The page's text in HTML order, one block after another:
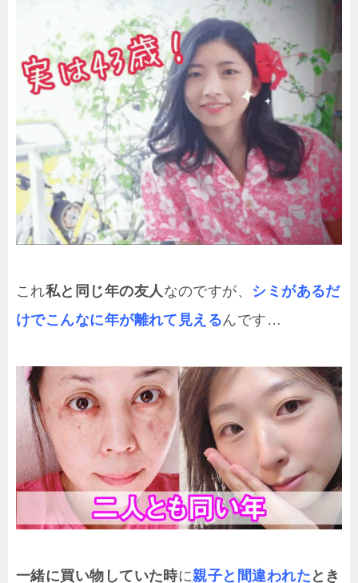
これ私と同じ年の友人 なのですが、 シミがあるだ
けでこんなに年が離れて見えるんです…
一緒に買い物していた時に親子と間違われた とき